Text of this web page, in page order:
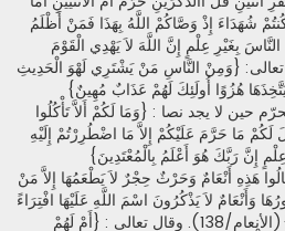
شُهَدَاءَ إِذْ وَصَّاكُمْ اللَّهُ بِهَذَا فَمَنْ أَظْلَمُ
بِغَيْرِ عِلْمٍ إِنَّ اللَّهَ لاَ يَهْدِي الْقَوْمَ
144). وقال تعالى: {وَمِنْ النَّاسِ مَنْ يَشْتَرِي لَهْوَ الْحَدِيثِ
هُزُوًا أُولَئِكَ لَهُمْ عَذَابٌ مُهِينٌ}
يحرّم حين لا يجد نصا : {وَمَا لَكُمْ أَلاَّ تَأْكُلُوا
مَا حَرَّمَ عَلَيْكُمْ إِلاَّ مَا اضْطُرِرْتُمْ إِلَيْهِ
إِنَّ رَبَّكَ هُوَ أَعْلَمُ بِالْمُعْتَدِينَ}
: {وَقَالُوا هَذِهِ أَنْعَامٌ وَحَرْثٌ حِجْرٌ لاَ يَطْعَمُهَا إِلاَّ مَنْ
وَأَنْعَامٌ لاَ يَذْكُرُونَ اسْمَ اللَّهِ عَلَيْهَا افْتِرَاءً
عَلَيْهِ سَيَجْزِيهِمْ بِمَا كَانُوا يَفْتَرُونَ}(الأنعام/138). وقال تعالى : {أَمْ لَهُمْ